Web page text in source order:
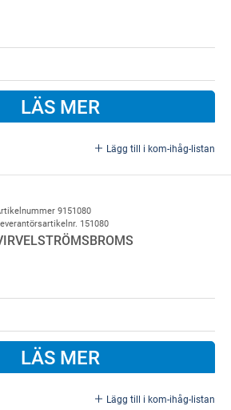
LÄS MER
Lägg till i kom-ihåg-listan
9151080
151080
LÄS MER
Lägg till i kom-ihåg-listan